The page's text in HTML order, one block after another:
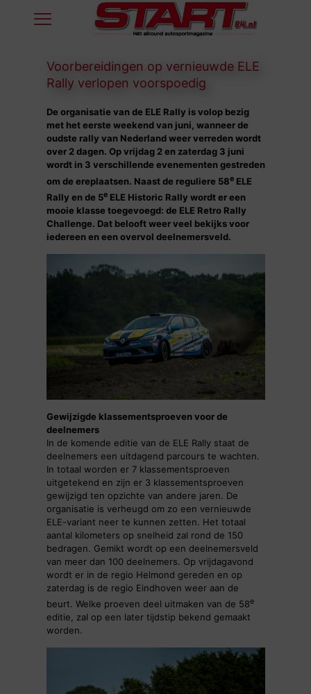
Voorbereidingen op vernieuwde ELE
Rally verlopen voorspoedig
De organisatie van de ELE Rally is volop bezig
met het eerste weekend van juni, wanneer de
oudste rally van Nederland weer verreden wordt
over 2 dagen. Op vrijdag 2 en zaterdag 3 juni
wordt in 3 verschillende evenementen gestreden
om de ereplaatsen. Naast de reguliere 58eELE
Rally en de 5eELE Historic Rally wordt er een
mooie klasse toegevoegd: de ELE Retro Rally
Challenge. Dat belooft weer veel bekijks voor
iedereen en een overvol deelnemersveld.
Gewijzigde klassementsproeven voor de
deelnemers
In de komende editie van de ELE Rally staat de
deelnemers een uitdagend parcours te wachten.
In totaal worden er 7 klassementsproeven
uitgetekend en zijn er 3 klassementsproeven
gewijzigd ten opzichte van andere jaren. De
organisatie is verheugd om zo een vernieuwde
ELE-variant neer te kunnen zetten. Het totaal
aantal kilometers op snelheid zal rond de 150
bedragen. Gemikt wordt op een deelnemersveld
van meer dan 100 deelnemers. Op vrijdagavond
wordt er in de regio Helmond gereden en op
zaterdag is de regio Eindhoven weer aan de
beurt. Welke proeven deel uitmaken van de 58e
editie, zal op een later tijdstip bekend gemaakt
worden.